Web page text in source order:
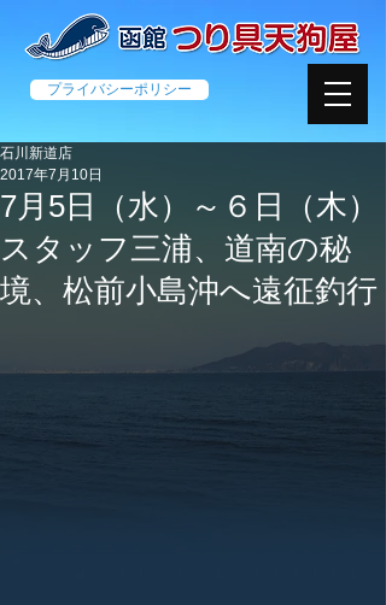
プライバシーポリシー
7月5日（水）～６日（木）
スタッフ三浦、道南の秘
境、松前小島沖へ遠征釣行
石川新道店
2017年7月10日